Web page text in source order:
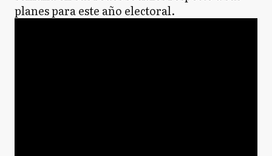
planes para este año electoral.